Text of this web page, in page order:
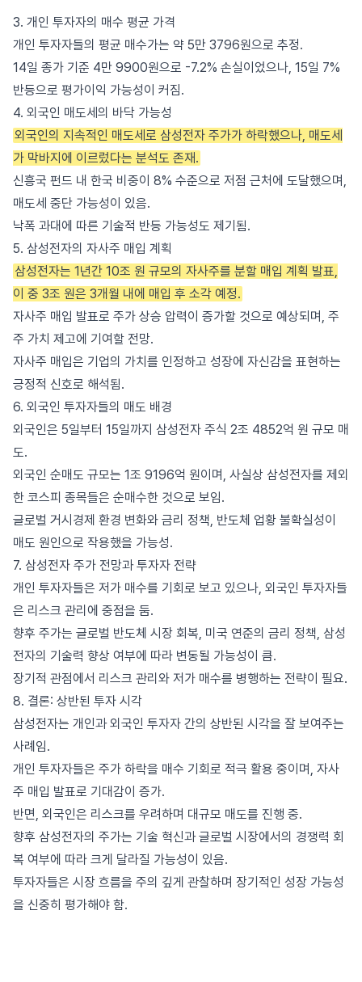
3. 개인 투자자의 매수 평균 가격
개인 투자자들의 평균 매수가는 약 5만 3796원으로 추정.
14일 종가 기준 4만 9900원으로 -7.2% 손실이었으나, 15일 7%
반등으로 평가이익 가능성이 커짐.
4. 외국인 매도세의 바닥 가능성
외국인의 지속적인 매도세로 삼성전자 주가가 하락했으나, 매도세
가 막바지에 이르렀다는 분석도 존재.
신흥국 펀드 내 한국 비중이 8% 수준으로 저점 근처에 도달했으며,
매도세 중단 가능성이 있음.
낙폭 과대에 따른 기술적 반등 가능성도 제기됨.
5. 삼성전자의 자사주 매입 계획
삼성전자는 1년간 10조 원 규모의 자사주를 분할 매입 계획 발표,
이 중 3조 원은 3개월 내에 매입 후 소각 예정.
자사주 매입 발표로 주가 상승 압력이 증가할 것으로 예상되며, 주
주 가치 제고에 기여할 전망.
자사주 매입은 기업의 가치를 인정하고 성장에 자신감을 표현하는
긍정적 신호로 해석됨.
6. 외국인 투자자들의 매도 배경
외국인은 5일부터 15일까지 삼성전자 주식 2조 4852억 원 규모 매
도.
외국인 순매도 규모는 1조 9196억 원이며, 사실상 삼성전자를 제외
한 코스피 종목들은 순매수한 것으로 보임.
글로벌 거시경제 환경 변화와 금리 정책, 반도체 업황 불확실성이
매도 원인으로 작용했을 가능성.
7. 삼성전자 주가 전망과 투자자 전략
개인 투자자들은 저가 매수를 기회로 보고 있으나, 외국인 투자자들
은 리스크 관리에 중점을 둠.
향후 주가는 글로벌 반도체 시장 회복, 미국 연준의 금리 정책, 삼성
전자의 기술력 향상 여부에 따라 변동될 가능성이 큼.
장기적 관점에서 리스크 관리와 저가 매수를 병행하는 전략이 필요.
8. 결론: 상반된 투자 시각
삼성전자는 개인과 외국인 투자자 간의 상반된 시각을 잘 보여주는
사례임.
개인 투자자들은 주가 하락을 매수 기회로 적극 활용 중이며, 자사
주 매입 발표로 기대감이 증가.
반면, 외국인은 리스크를 우려하며 대규모 매도를 진행 중.
향후 삼성전자의 주가는 기술 혁신과 글로벌 시장에서의 경쟁력 회
복 여부에 따라 크게 달라질 가능성이 있음.
투자자들은 시장 흐름을 주의 깊게 관찰하며 장기적인 성장 가능성
을 신중히 평가해야 함.